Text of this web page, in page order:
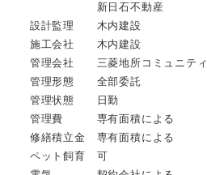
新日石不動産
設計監理 木内建設
施工会社 木内建設
管理会社 三菱地所コミュニティ
管理形態 全部委託
管理状態 日勤
管理費 専有面積による
修繕積立金 専有面積による
ペット飼育 可